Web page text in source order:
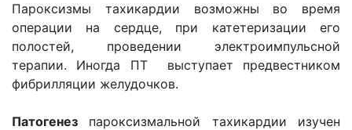
Пароксизмы тахикардии возможны во время
операции на сердце, при катетеризации его
полостей, проведении электроимпульсной
терапии. Иногда ПТ выступает предвестником
фибрилляции желудочков.
Патогенез пароксизмальной тахикардии изучен